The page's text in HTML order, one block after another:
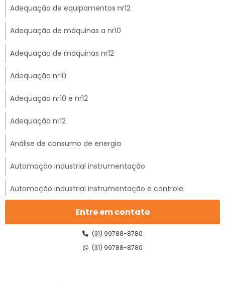
Adequação de equipamentos nr12
Adequação de máquinas a nr10
Adequação de máquinas nr12
Adequação nr10
Adequação nr10 e nr12
Adequação nr12
Análise de consumo de energia
Automação industrial instrumentação
Automação industrial instrumentação e controle
Automação industrial projetos
Comissionamento elétrico
Entre em contato
(31) 99788-8780
(31) 99788-8780